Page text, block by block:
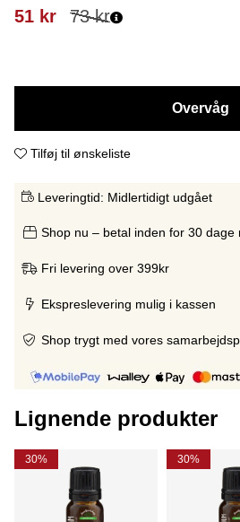
73kr
51 kr
Overvåg
Tilføj til ønskeliste
Leveringtid: Midlertidigt udgået
Shop nu – betal inden for 30 dage
Fri levering over 399kr
Ekspreslevering mulig i kassen
Shop trygt med vores
Lignende produkter
30% 30%